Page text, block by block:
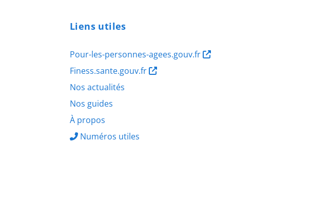
Liens utiles
Pour-les-personnes-agees.gouv.fr
Finess.sante.gouv.fr
Nos actualités
Nos guides
À propos
Numéros utiles